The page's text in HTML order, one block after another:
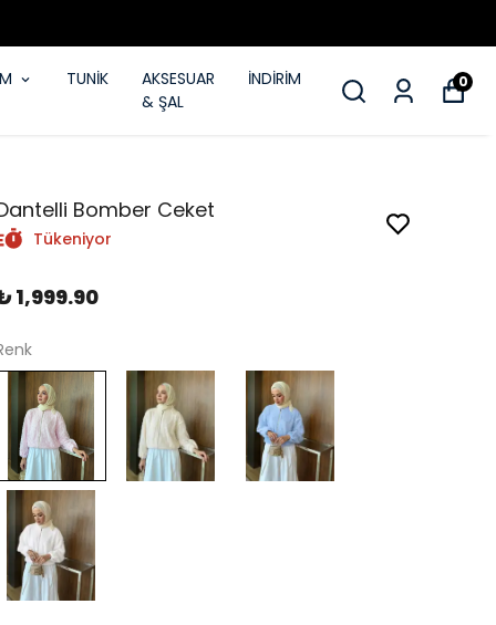
TUNİK
AKSESUAR
& ŞAL
İNDİRİM 0
Bomber Ceket
Tükeniyor
1,999.90